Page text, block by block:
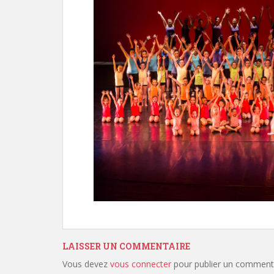
LAISSER UN COMMENTAIRE
Vous devez vous connecter pour publier un